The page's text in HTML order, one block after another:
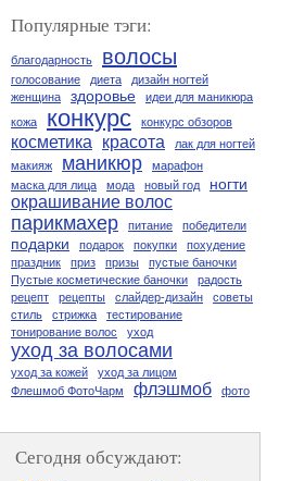
Популярные тэги:
благодарность волосы
голосование диета
дизайн ногтей
женщина
здоровье
идеи для маникюра
кожа
конкурс конкурс обзоров
косметика красота
лак для ногтей
макияж
маникюр
марафон
маска для лица
мода новый год ногти
окрашивание волос
парикмахер питание победители
подарки подарок покупки
похудение
праздник
приз призы
пустые баночки
Пустые косметические баночки
радость
рецепт
рецепты слайдер-дизайн
советы
стиль
стрижка
тестирование
тонирование волос
уход
уход за волосами
уход за кожей
уход за лицом
Флешмоб ФотоЧарм
флэшмоб фото
Сегодня обсуждают: